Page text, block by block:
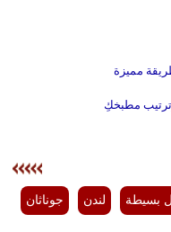
مميزة
بسيطة لندن جوناثان